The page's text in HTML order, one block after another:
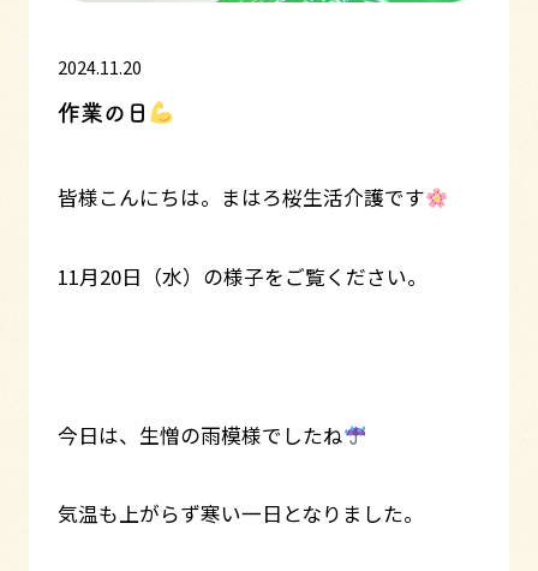
2024.11.20
作業の日
皆様こんにちは。まはろ桜生活介護です
11月20日（水）の様子をご覧ください。
今日は、生憎の雨模様でしたね
気温も上がらず寒い一日となりました。